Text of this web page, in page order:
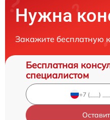
Нужна
Закажите бесплатную
Бесплатная
специалистом